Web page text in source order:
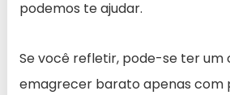
podemos te ajudar.
Se você refletir, pode-se ter um
emagrecer barato apenas com